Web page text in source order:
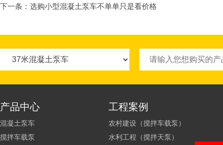
下一条： 选购小型混凝土泵车不单单只是看价格
产品中心
混凝土泵车
搅拌车载泵
工程案例
农村建设（搅拌车载泵）
水利工程（搅拌天泵）